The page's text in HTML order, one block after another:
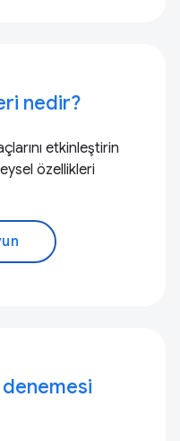
nedir?
etkinleştirin
özellikleri